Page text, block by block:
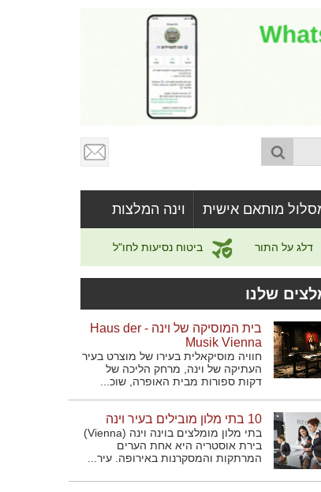
מותאם אישית וינה המלצות
דלג על התור ביטוח נסיעות לחו"ל
שלנו
בית המוסיקה של וינה - Haus der
Musik Vienna
חוויה מוסיקאלית בעירו של מוצרט בעיר
העתיקה של וינה, מרחק הליכה של
דקות ספורות מבית האופרה, שוכ...
10 בתי מלון מובילים בעיר וינה
בתי מלון מומלצים בוינה וינה (Vienna)
בירת אוסטריה היא אחת הערים
המרתקות והמסקרנות באירופה. עיר...